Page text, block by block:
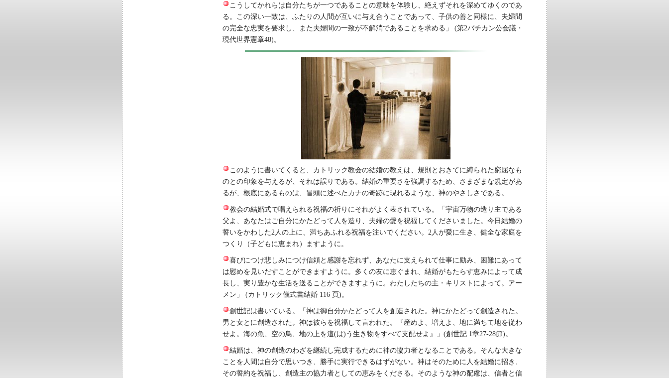
こうしてかれらは自分たちが一つであることの意味を体験し、絶えずそれを深めてゆくのであ
る。この深い一致は、ふたりの人間が互いに与え合うことであって、子供の善と同様に、夫婦間
の完全な忠実を要求し、また夫婦間の一致が不解消であることを求める」 (第2バチカン公会議・
現代世界憲章48)。
このように書いてくると、カトリック教会の結婚の教えは、規則とおきてに縛られた窮屈なも
のとの印象を与えるが、それは誤りである。結婚の重要さを強調するため、さまざまな規定があ
るが、根底にあるものは、冒頭に述べたカナの奇跡に現れるような、神のやさしさである。
教会の結婚式で唱えられる祝福の祈りにそれがよく表されている。「宇宙万物の造り主である
父よ、あなたはご自分にかたどって人を造り、夫婦の愛を祝福してくださいました。今日結婚の
誓いをかわした2人の上に、満ちあふれる祝福を注いでください。2人が愛に生き、健全な家庭を
つくり（子どもに恵まれ）ますように。
喜びにつけ悲しみにつけ信頼と感謝を忘れず、あなたに支えられて仕事に励み、困難にあって
は慰めを見いだすことができますように。多くの友に恵ぐまれ、結婚がもたらす恵みによって成
長し、実り豊かな生活を送ることができますように。わたしたちの主・キリストによって。アー
メン」 (カトリック儀式書結婚 116 頁)。
創世記は書いている。「神は御自分かたどって人を創造された。神にかたどって創造された。
男と女とに創造された。神は彼らを祝福して言われた。『産めよ、増えよ、地に満ちて地を従わ
せよ。海の魚、空の鳥、地の上を這(は)う生き物をすべて支配せよ』」(創世記 1章27-28節)。
結婚は、神の創造のわざを継続し完成するために神の協力者となることである。そんな大きな
ことを人間は自分で思いつき、勝手に実行できるはずがない。神はそのために人を結婚に招き、
その誓約を祝福し、創造主の協力者としての恵みをくださる。そのような神の配慮は、信者と信